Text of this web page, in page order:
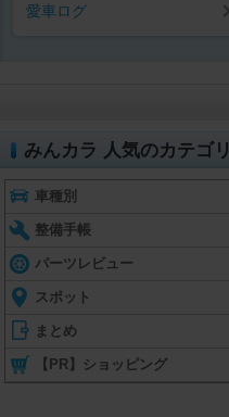
愛車ログ
みんカラ 人気のカテゴリ
車種別
整備手帳
パーツレビュー
スポット
まとめ
【PR】ショッピング